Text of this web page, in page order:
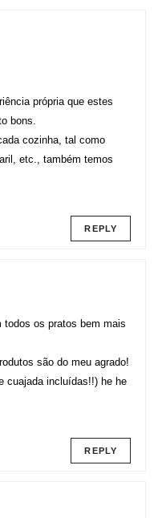
própria que estes
bons.
cozinha, tal como
etc., também temos
REPLY
todos os pratos bem mais
são do meu agrado!
cuajada incluídas!!) he he
REPLY